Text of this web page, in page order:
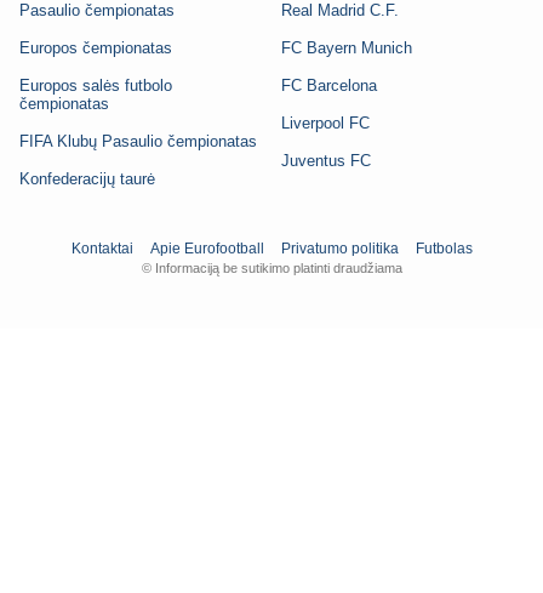
Pasaulio čempionatas
Europos čempionatas
Europos salės futbolo
čempionatas
FIFA Klubų Pasaulio čempionatas
Konfederacijų taurė
Real Madrid C.F.
FC Bayern Munich
FC Barcelona
Liverpool FC
Juventus FC
Kontaktai Apie Eurofootball Privatumo politika Futbolas
© Informaciją be sutikimo platinti draudžiama